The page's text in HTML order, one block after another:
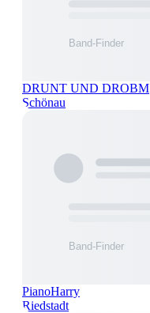
DRUNT UND DROBM
Schönau
PianoHarry
Riedstadt